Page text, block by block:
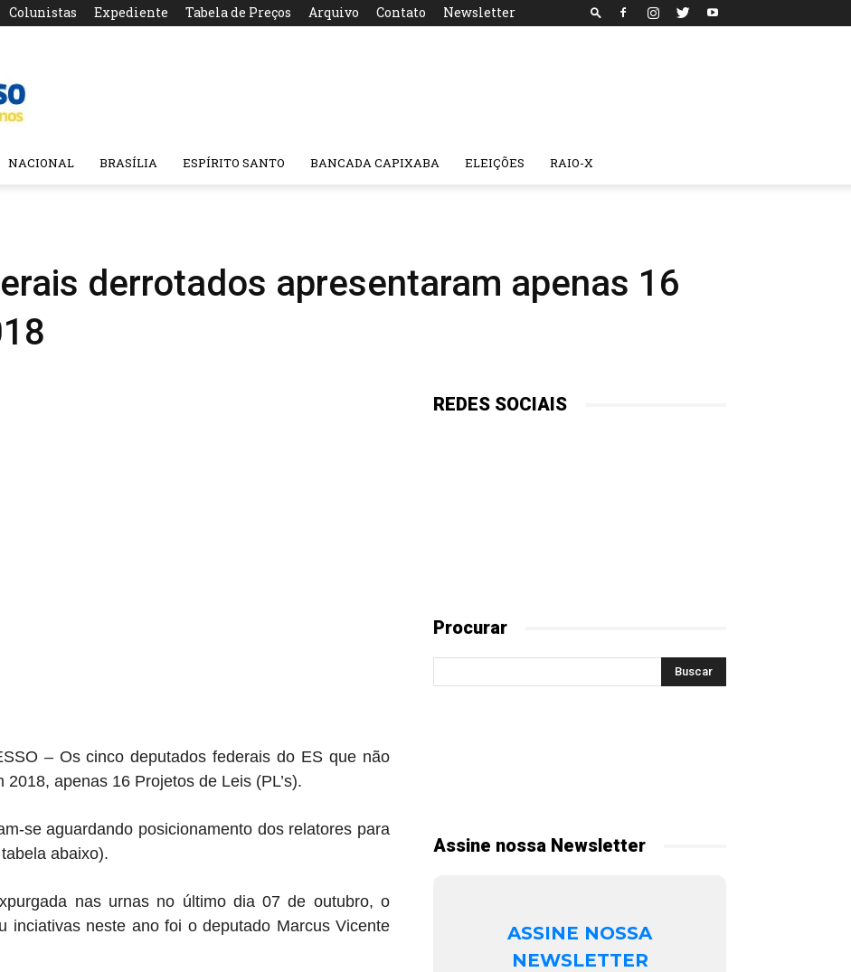
Colunistas Expediente Tabela de Preços Arquivo Contato Newsletter
NACIONAL BRASÍLIA ESPÍRITO SANTO BANCADA CAPIXABA ELEIÇÕES RAIO-X
derrotados apresentaram apenas 16
– Os cinco deputados federais do ES que não
apenas 16 Projetos de Leis (PL’s).
se aguardando posicionamento dos relatores para
abaixo).
nas urnas no último dia 07 de outubro, o
inciativas neste ano foi o deputado Marcus Vicente
REDES SOCIAIS
Procurar
Assine nossa Newsletter
ASSINE NOSSA
NEWSLETTER